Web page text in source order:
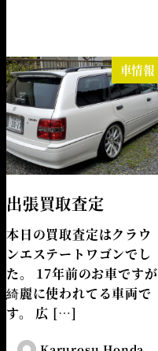
車情報
出張買取査定
本日の買取査定はクラウ
ンエステートワゴンでし
た。 17年前のお車ですが
綺麗に使われてる車両で
す。 広 […]